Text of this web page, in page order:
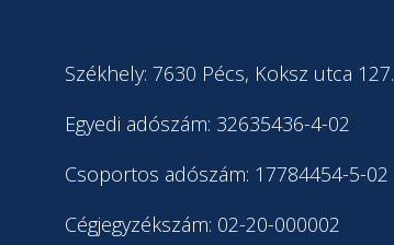
Székhely: 7630 Pécs, Koksz utca 127.
Egyedi adószám: 32635436-4-02
Csoportos adószám: 17784454-5-02
Cégjegyzékszám: 02-20-000002